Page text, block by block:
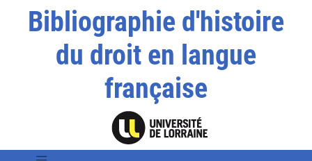
Bibliographie d'histoire
du droit en langue
française